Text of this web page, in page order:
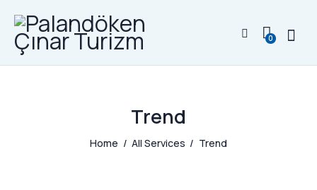
0
Trend
Home All Services Trend